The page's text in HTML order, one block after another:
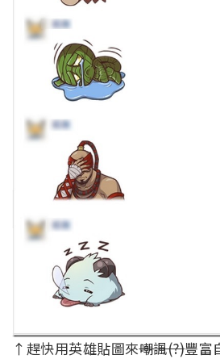
↑趕快用英雄貼圖來嘲諷(?)豐富